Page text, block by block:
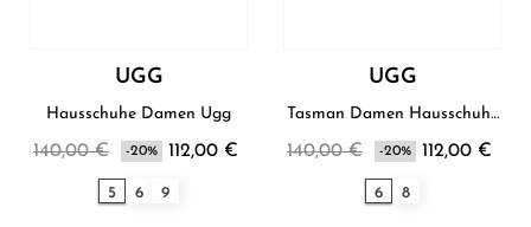
UGG
Hausschuhe Damen Ugg
140,00 € -20% 112,00 €
5 6 9
UGG
Tasman Damen Hausschuhe
140,00 € -20% 112,00 €
6 8